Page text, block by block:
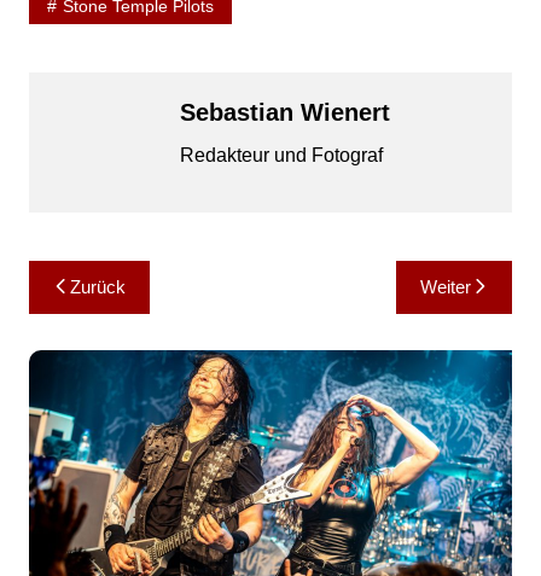
Stone Temple Pilots
Sebastian Wienert
Redakteur und Fotograf
Beitragsnavigation
Zurück Weiter